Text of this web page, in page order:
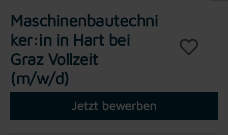
Maschinenbautechni
ker:in in Hart bei
Graz Vollzeit
(m/w/d)
Jetzt bewerben